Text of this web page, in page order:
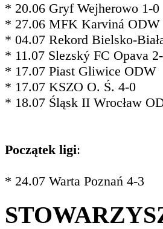
* 20.06 Gryf Wejherowo 1-0
* 27.06 MFK Karviná ODW
* 04.07 Rekord Bielsko-
* 11.07 Slezský FC Opava
* 17.07 Piast Gliwice ODW
* 17.07 KSZO O. Ś. 4-0
* 18.07 Śląsk II Wrocław
Początek ligi:
* 24.07 Warta Poznań 4-3